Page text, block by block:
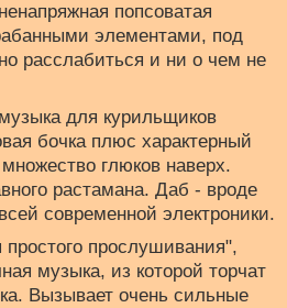
попсоватая
элементами, под
расслабиться и ни о чем не
для курильщиков
бочка плюс характерный
глюков наверх.
растамана. Даб - вроде
современной электроники.
простого прослушивания",
музыка, из которой торчат
Вызывает очень сильные